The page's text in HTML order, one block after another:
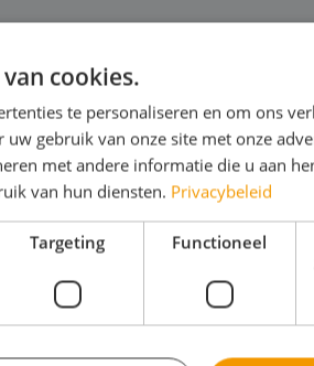
over 10 jaar uit?
gereedschap? Of
AI-gestuurde
automotive wereld
cookies.
te personaliseren en om ons
gebruik van onze site met onze
met andere informatie die u aan
van hun diensten. Privacybeleid
Targeting Functioneel